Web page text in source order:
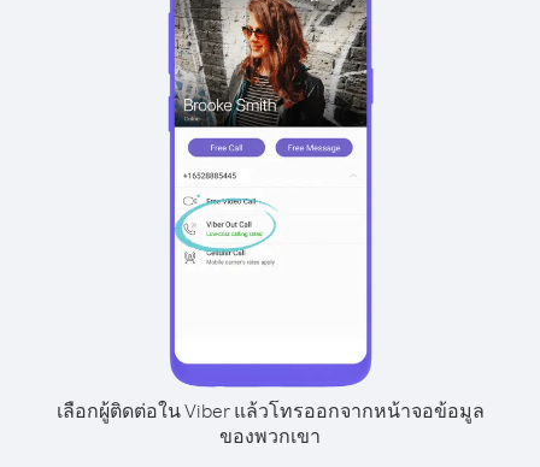
เลือกผู้ติดต่อใน Viber แล้วโทรออกจากหน้าจอข้อมูล
ของพวกเขา